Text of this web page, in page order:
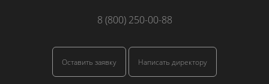
8 (800) 250-00-88
Оставить заявку Написать директору